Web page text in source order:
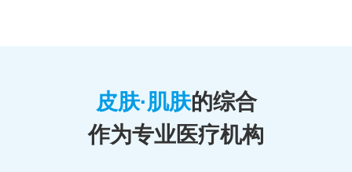
皮肤·肌肤的综合
作为专业医疗机构